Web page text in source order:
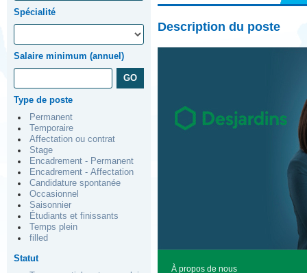
Spécialité
Salaire minimum (annuel)
Type de poste
Permanent
Temporaire
Affectation ou contrat
Stage
Encadrement - Permanent
Encadrement - Affectation
Candidature spontanée
Occasionnel
Saisonnier
Étudiants et finissants
Temps plein
filled
Statut
Description du poste
À propos de nous